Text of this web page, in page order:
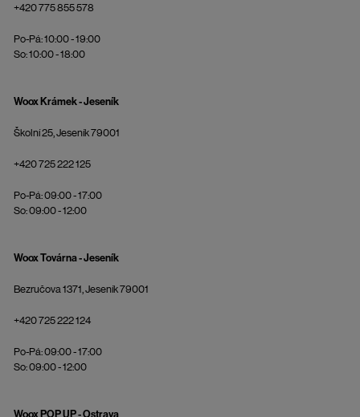
+420 775 855 578
Po-Pá: 10:00 - 19:00
So: 10:00 - 18:00
Woox Krámek - Jeseník
Školní 25, Jeseník 79001
+420 725 222 125
Po-Pá: 09:00 - 17:00
So: 09:00 - 12:00
Woox Továrna - Jeseník
Bezručova 1371, Jeseník 79001
+420 725 222 124
Po-Pá: 09:00 - 17:00
So: 09:00 - 12:00
Woox POP UP - Ostrava